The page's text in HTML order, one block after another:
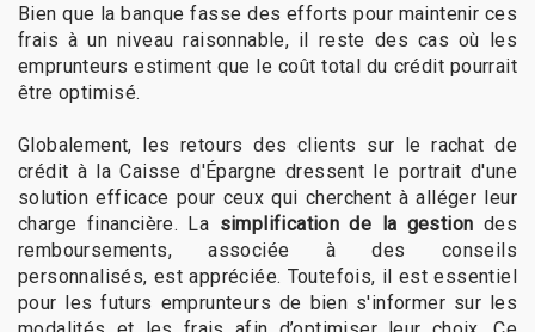
Bien que la banque fasse des efforts pour maintenir ces
frais à un niveau raisonnable, il reste des cas où les
emprunteurs estiment que le coût total du crédit pourrait
être optimisé.
Globalement, les retours des clients sur le rachat de
crédit à la Caisse d'Épargne dressent le portrait d'une
solution efficace pour ceux qui cherchent à alléger leur
charge financière. La simplification de la gestion des
remboursements, associée à des conseils
personnalisés, est appréciée. Toutefois, il est essentiel
pour les futurs emprunteurs de bien s'informer sur les